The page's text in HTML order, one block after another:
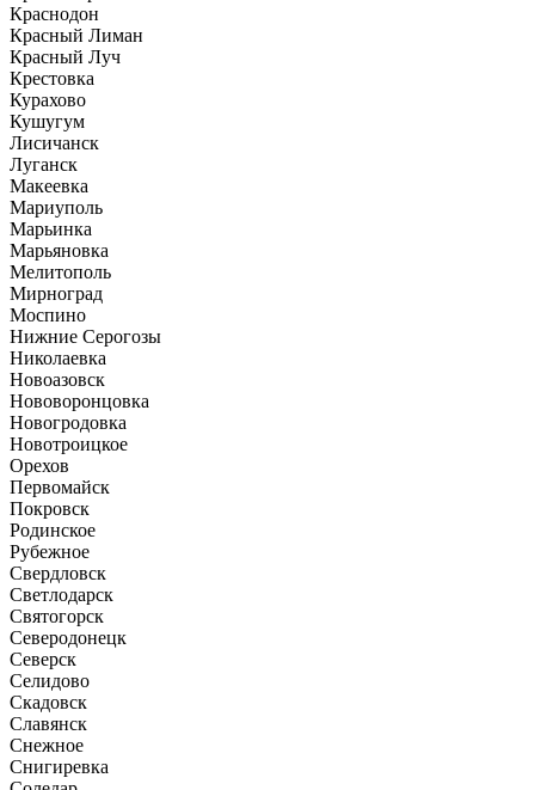
Краснодон
Красный Лиман
Красный Луч
Крестовка
Курахово
Кушугум
Лисичанск
Луганск
Макеевка
Мариуполь
Марьинка
Марьяновка
Мелитополь
Мирноград
Моспино
Нижние Серогозы
Николаевка
Новоазовск
Нововоронцовка
Новогродовка
Новотроицкое
Орехов
Первомайск
Покровск
Родинское
Рубежное
Свердловск
Светлодарск
Святогорск
Северодонецк
Северск
Селидово
Скадовск
Славянск
Снежное
Снигиревка